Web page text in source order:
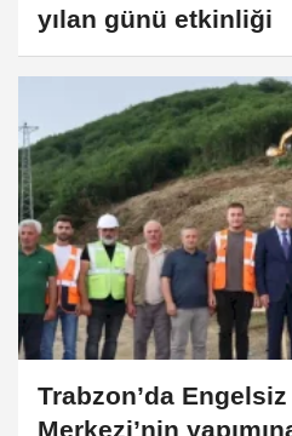
yılan günü etkinliği
Trabzon’da
Merkezi’nin